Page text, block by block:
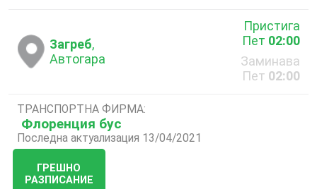
Загреб,
Автогара
Пристига
Пет 02:00
Заминава
Пет 02:00
ТРАНСПОРТНА ФИРМА:
Флоренция бус
Последна актуализация 13/04/2021
ГРЕШНО
РАЗПИСАНИЕ